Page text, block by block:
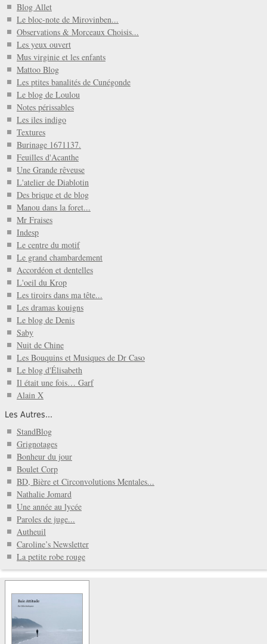
Blog Allet
Le bloc-note de Mirovinben...
Observations & Morceaux Choisis...
Les yeux ouvert
Mus virginie et les enfants
Mattoo Blog
Les ptites banalités de Cunégonde
Le blog de Loulou
Notes périssables
Les iles indigo
Textures
Burinage 1671137.
Feuilles d'Acanthe
Une Grande rêveuse
L'atelier de Diablotin
Des brique et de blog
Manou dans la foret...
Mr Fraises
Indesp
Le centre du motif
Le grand chambardement
Accordéon et dentelles
L'oeil du Krop
Les tiroirs dans ma tête...
Les dramas kouigns
Le blog de Denis
Saby
Nuit de Chine
Les Bouquins et Musiques de Dr Caso
Le blog d'Élisabeth
Il était une fois… Garf
Alain X
Les Autres...
StandBlog
Grignotages
Bonheur du jour
Boulet Corp
BD, Bière et Circonvolutions Mentales...
Nathalie Jomard
Une année au lycée
Paroles de juge...
Autheuil
Caroline’s Newsletter
La petite robe rouge